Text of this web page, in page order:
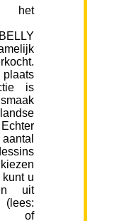
het
is
u
uit
of